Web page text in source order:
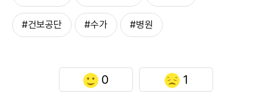
#건보공단 #수가 #병원
0 1